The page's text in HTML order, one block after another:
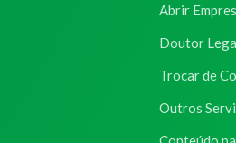
Abrir
Doutor
Trocar de
Outros